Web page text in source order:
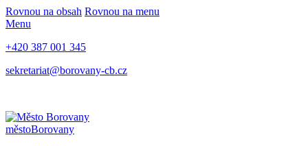
Rovnou na obsah Rovnou na menu
Menu
+420 387 001 345
sekretariat@borovany-cb.cz
městoBorovany